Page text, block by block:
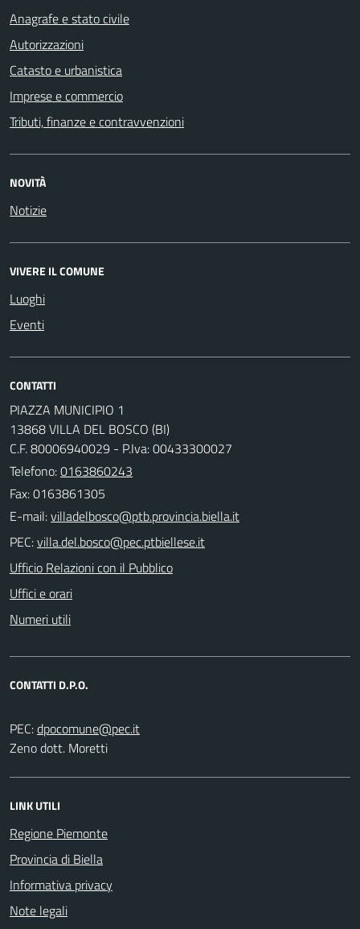
Anagrafe e stato civile
Autorizzazioni
Catasto e urbanistica
Imprese e commercio
Tributi, finanze e contravvenzioni
NOVITÀ
Notizie
VIVERE IL COMUNE
Luoghi
Eventi
CONTATTI
PIAZZA MUNICIPIO 1
13868 VILLA DEL BOSCO (BI)
C.F. 80006940029 - P.Iva: 00433300027
Telefono:0163860243
Fax: 0163861305
E-mail:
PEC:
Ufficio Relazioni con il Pubblico
Uffici e orari
Numeri utili
CONTATTI D.P.O.
PEC:
Zeno dott. Moretti
LINK UTILI
Regione Piemonte
Provincia di Biella
Informativa privacy
Note legali